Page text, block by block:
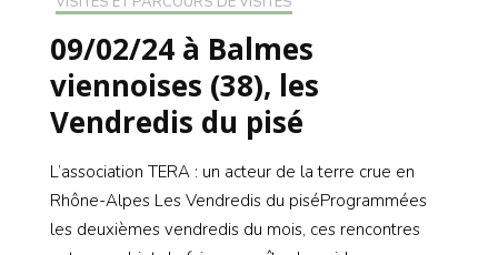
09/02/24 à Balmes
viennoises (38), les
Vendredis du pisé
L’association TERA : un acteur de la terre crue en
Rhône-Alpes Les Vendredis du piséProgrammées
les deuxièmes vendredis du mois, ces rencontres